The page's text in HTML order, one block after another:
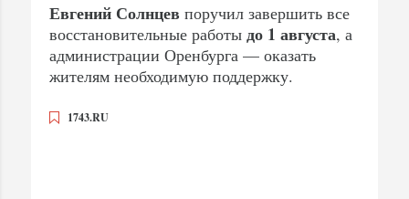
Евгений Солнцев поручил завершить все
восстановительные работы до 1 августа, а
администрации Оренбурга — оказать
жителям необходимую поддержку.
1743.RU